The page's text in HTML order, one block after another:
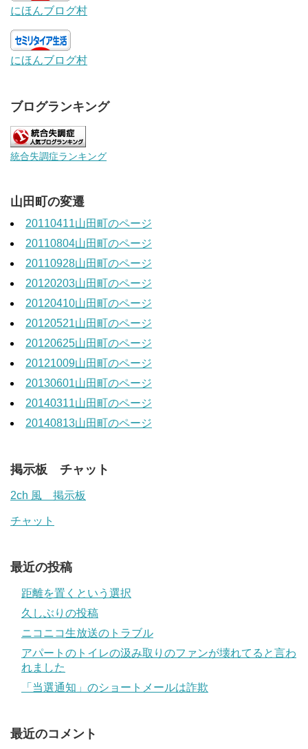
にほんブログ村
にほんブログ村
ブログランキング
統合失調症ランキング
山田町の変遷
20110411山田町のページ
20110804山田町のページ
20110928山田町のページ
20120203山田町のページ
20120410山田町のページ
20120521山田町のページ
20120625山田町のページ
20121009山田町のページ
20130601山田町のページ
20140311山田町のページ
20140813山田町のページ
掲示板 チャット
2ch 風 掲示板
チャット
最近の投稿
距離を置くという選択
久しぶりの投稿
ニコニコ生放送のトラブル
アパートのトイレの汲み取りのファンが壊れてると言わ
れました
「当選通知」のショートメールは詐欺
最近のコメント